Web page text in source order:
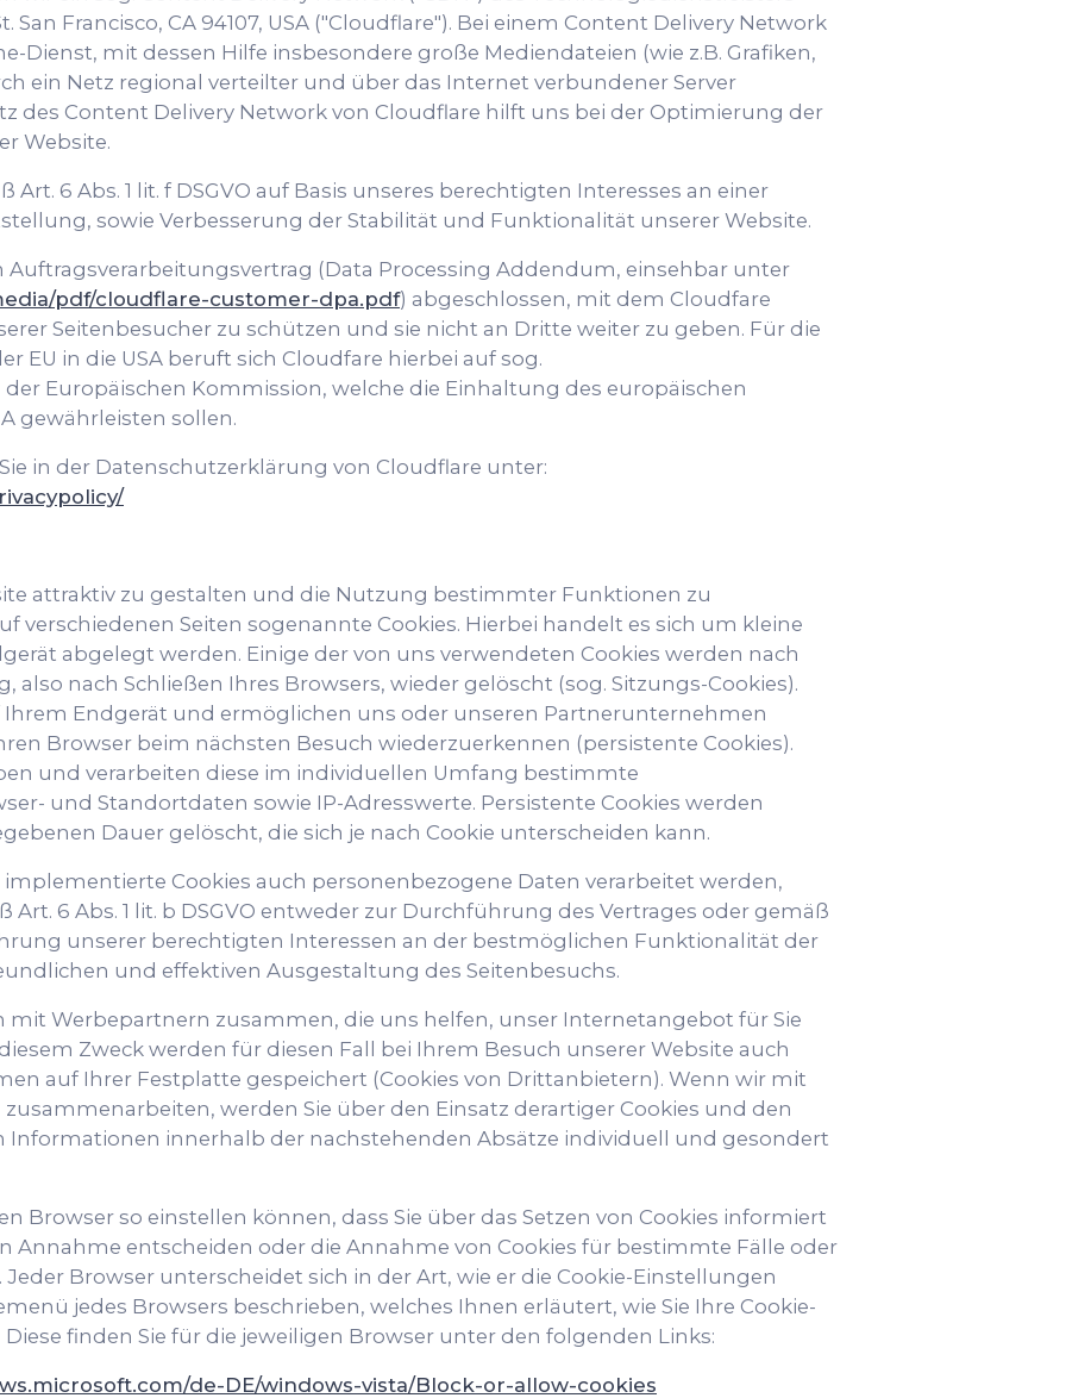
San Francisco, CA 94107, USA ("Cloudflare"). Bei einem Content Delivery Network
Dienst, mit dessen Hilfe insbesondere große Mediendateien (wie z.B. Grafiken,
ein Netz regional verteilter und über das Internet verbundener Server
des Content Delivery Network von Cloudflare hilft uns bei der Optimierung der
Website.
6 Abs. 1 lit. f DSGVO auf Basis unseres berechtigten Interesses an einer
sowie Verbesserung der Stabilität und Funktionalität unserer Website.
(Data Processing Addendum, einsehbar unter
pdf/cloudflare-customer-dpa.pdf) abgeschlossen, mit dem Cloudfare
Seitenbesucher zu schützen und sie nicht an Dritte weiter zu geben. Für die
EU in die USA beruft sich Cloudfare hierbei auf sog.
Europäischen Kommission, welche die Einhaltung des europäischen
gewährleisten sollen.
in der Datenschutzerklärung von Cloudflare unter:
attraktiv zu gestalten und die Nutzung bestimmter Funktionen zu
verschiedenen Seiten sogenannte Cookies. Hierbei handelt es sich um kleine
abgelegt werden. Einige der von uns verwendeten Cookies werden nach
also nach Schließen Ihres Browsers, wieder gelöscht (sog. Sitzungs-Cookies).
Ihrem Endgerät und ermöglichen uns oder unseren Partnerunternehmen
Browser beim nächsten Besuch wiederzuerkennen (persistente Cookies).
und verarbeiten diese im individuellen Umfang bestimmte
und Standortdaten sowie IP-Adresswerte. Persistente Cookies werden
Dauer gelöscht, die sich je nach Cookie unterscheiden kann.
Cookies auch personenbezogene Daten verarbeitet werden,
6 Abs. 1 lit. b DSGVO entweder zur Durchführung des Vertrages oder gemäß
unserer berechtigten Interessen an der bestmöglichen Funktionalität der
und effektiven Ausgestaltung des Seitenbesuchs.
Werbepartnern zusammen, die uns helfen, unser Internetangebot für Sie
Zweck werden für diesen Fall bei Ihrem Besuch unserer Website auch
auf Ihrer Festplatte gespeichert (Cookies von Drittanbietern). Wenn wir mit
werden Sie über den Einsatz derartiger Cookies und den
Informationen innerhalb der nachstehenden Absätze individuell und gesondert
Browser so einstellen können, dass Sie über das Setzen von Cookies informiert
Annahme entscheiden oder die Annahme von Cookies für bestimmte Fälle oder
Browser unterscheidet sich in der Art, wie er die Cookie-Einstellungen
jedes Browsers beschrieben, welches Ihnen erläutert, wie Sie Ihre Cookie-
finden Sie für die jeweiligen Browser unter den folgenden Links:
de-DE/windows-vista/Block-or-allow-cookies